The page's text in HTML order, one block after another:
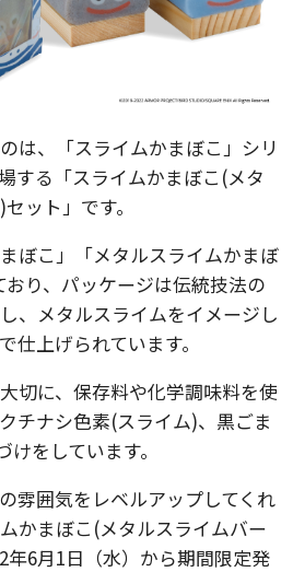
は、「スライムかまぼこ」シリ
する「スライムかまぼこ(メタ
ット」です。
ぼこ」「メタルスライムかまぼ
おり、パッケージは伝統技法の
、メタルスライムをイメージし
仕上げられています。
切に、保存料や化学調味料を使
チナシ色素(スライム)、黒ごま
をしています。
雰囲気をレベルアップしてくれ
かまぼこ(メタルスライムバー
年6月1日（水）から期間限定発